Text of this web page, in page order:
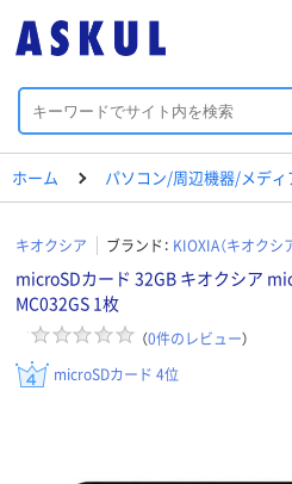
ホーム パソコン/周辺機器/メディ
キオクシア ブランド： KIOXIA（キオクシ
microSDカード 32GB キオクシア
MC032GS 1枚
（0件のレビュー）
microSDカード 4位